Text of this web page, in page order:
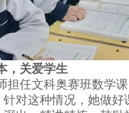
，关爱学生
担任文科奥赛班数学
对这种情况， 她做好